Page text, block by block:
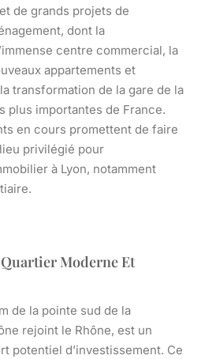
de grands projets de
dont la
centre commercial, la
appartements et
transformation de la gare de la
plus importantes de France.
en cours promettent de faire
privilégié pour
à Lyon, notamment
Moderne Et
de la pointe sud de la
rejoint le Rhône, est un
potentiel d’investissement. Ce